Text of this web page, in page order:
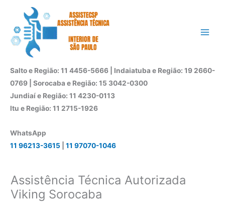
conteúdo
Salto e Região: 11 4456-5666 | Indaiatuba e Região: 19 2660-
0769 | Sorocaba e Região: 15 3042-0300
Jundiaí e Região: 11 4230-0113
Itu e Região: 11 2715-1926
WhatsApp
11 96213-3615
11 97070-1046
Assistência Técnica Autorizada
Viking Sorocaba